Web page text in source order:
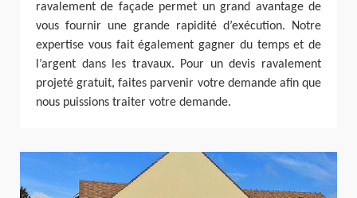
ravalement de façade permet un grand avantage de
vous fournir une grande rapidité d’exécution. Notre
expertise vous fait également gagner du temps et de
l’argent dans les travaux. Pour un devis ravalement
projeté gratuit, faites parvenir votre demande afin que
nous puissions traiter votre demande.